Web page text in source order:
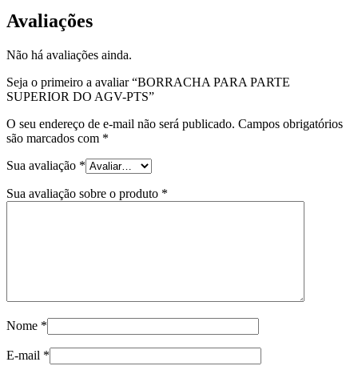
Avaliações
Não há avaliações ainda.
Seja o primeiro a avaliar “BORRACHA PARA PARTE
SUPERIOR DO AGV-PTS”
O seu endereço de e-mail não será publicado. Campos obrigatórios
são marcados com *
Sua avaliação *
Sua avaliação sobre o produto *
Nome *
E-mail *